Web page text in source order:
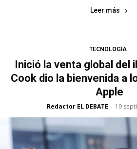
Leer más
TECNOLOGÍA
Inició la venta global del
Cook dio la bienvenida a
Apple
Redactor EL DEBATE - 19